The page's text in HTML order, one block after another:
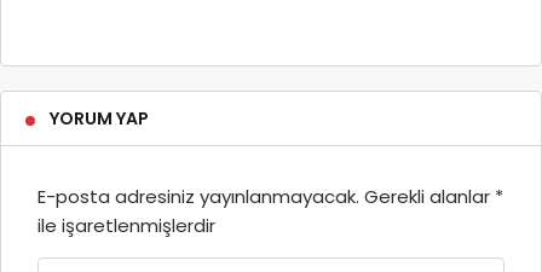
YORUM YAP
E-posta adresiniz yayınlanmayacak. Gerekli alanlar *
ile işaretlenmişlerdir